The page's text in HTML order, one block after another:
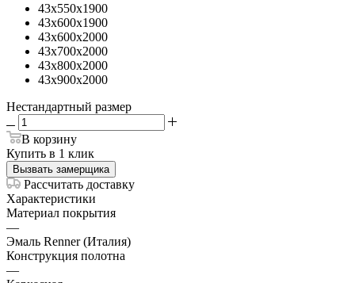
43х550х1900
43х600х1900
43х600х2000
43х700х2000
43х800х2000
43х900х2000
Нестандартный размер
В корзину
Купить в 1 клик
Вызвать замерщика
Рассчитать доставку
Характеристики
Материал покрытия
—
Эмаль Renner (Италия)
Конструкция полотна
—